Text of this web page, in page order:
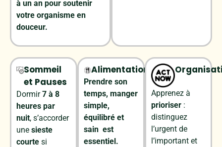
à un an pour soutenir
votre organisme en
douceur.
Sommeil
et Pauses
Dormir7 à 8
heures par
nuit, s’accorder
une sieste
courte si
Alimentation
Prendre son
temps, manger
simple,
équilibré et
sain est
essentiel.
Apprenez à
prioriser :
distinguez
l’urgent de
l’important et